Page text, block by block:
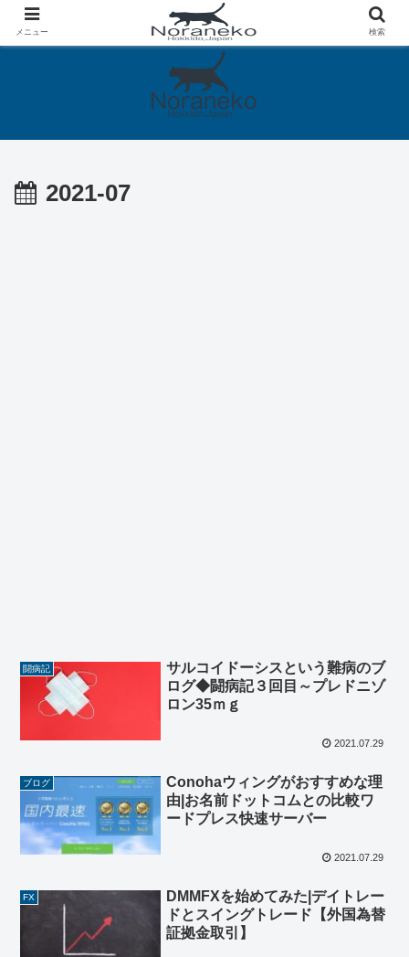
2021-07
闘病記
サルコイドーシスという難病のブ
ログ◆闘病記３回目～プレドニゾ
ロン35ｍｇ
2021.07.29
ブログ
Conohaウィングがおすすめな理
由|お名前ドットコムとの比較ワ
ードプレス快速サーバー
2021.07.29
FX
DMMFXを始めてみた|デイトレー
ドとスイングトレード【外国為替
証拠金取引】
メニュー 検索